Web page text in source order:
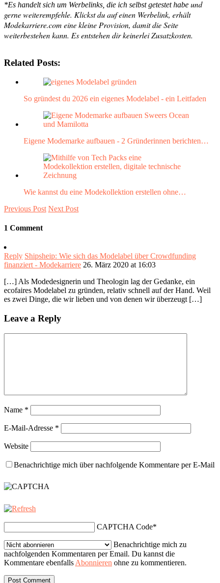
*Es handelt sich um Werbelinks, die ich selbst getestet habe und
gerne weiterempfehle. Klickst du auf einen Werbelink, erhält
Modekarriere.com eine kleine Provision, damit die Seite
weiterbestehen kann. Es entstehen dir keinerlei Zusatzkosten.
Related Posts:
So gründest du 2026 ein eigenes Modelabel - ein Leitfaden
Eigene Modemarke aufbauen - 2 Gründerinnen berichten…
Wie kannst du eine Modekollektion erstellen ohne…
Previous Post Next Post
1 Comment
Reply Shipsheip: Wie sich das Modelabel über Crowdfunding
finanziert - Modekarriere 26. März 2020 at 16:03
[…] Als Modedesignerin und Theologin lag der Gedanke, ein
ecofaires Modelabel zu gründen, relativ schnell auf der Hand. Weil
es zwei Dinge, die wir lieben und von denen wir überzeugt […]
Leave a Reply
Name *
E-Mail-Adresse *
Website
Benachrichtige mich über nachfolgende Kommentare per E-Mail
CAPTCHA Code*
Benachrichtige mich zu
nachfolgenden Kommentaren per Email. Du kannst die
Kommentare ebenfalls Abonnieren ohne zu kommentieren.